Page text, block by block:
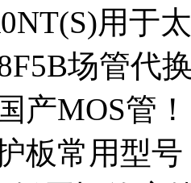
用于
场管代
产MOS管！
板常用型